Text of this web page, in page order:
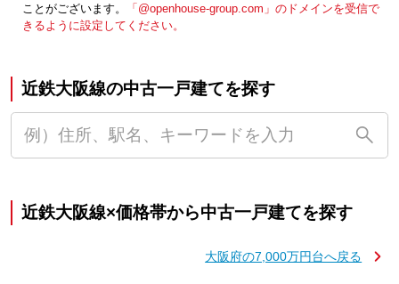
ことがございます。
「@openhouse-group.com」のドメインを受信で
きるように設定してください。
近鉄大阪線の中古一戸建てを探す
近鉄大阪線×価格帯から中古一戸建てを探す
大阪府の7,000万円台へ戻る